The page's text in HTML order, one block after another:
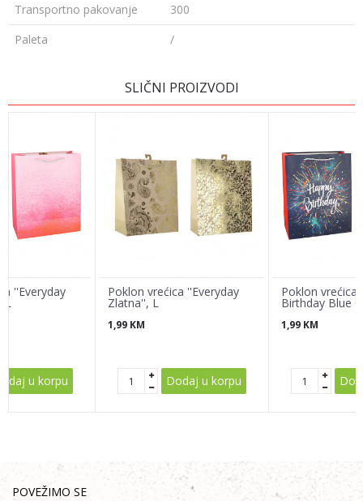
Transportno pakovanje
300
Paleta
/
Poruka
SLIČNI PROIZVODI
''Everyday
L
u korpu
Poklon vrećica ''Everyday
Zlatna'', L
1,99 KM
Dodaj u korpu
Poklon vrećica
Birthday Blue
1,99 KM
POVEŽIMO SE